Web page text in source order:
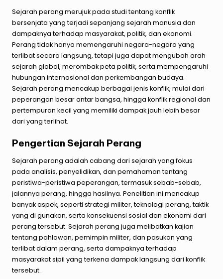
Sejarah perang merujuk pada studi tentang konflik
bersenjata yang terjadi sepanjang sejarah manusia dan
dampaknya terhadap masyarakat, politik, dan ekonomi.
Perang tidak hanya memengaruhi negara-negara yang
terlibat secara langsung, tetapi juga dapat mengubah arah
sejarah global, merombak peta politik, serta mempengaruhi
hubungan internasional dan perkembangan budaya.
Sejarah perang mencakup berbagai jenis konflik, mulai dari
peperangan besar antar bangsa, hingga konflik regional dan
pertempuran kecil yang memiliki dampak jauh lebih besar
dari yang terlihat.
Pengertian Sejarah Perang
Sejarah perang adalah cabang dari sejarah yang fokus
pada analisis, penyelidikan, dan pemahaman tentang
peristiwa-peristiwa peperangan, termasuk sebab-sebab,
jalannya perang, hingga hasilnya. Penelitian ini mencakup
banyak aspek, seperti strategi militer, teknologi perang, taktik
yang di gunakan, serta konsekuensi sosial dan ekonomi dari
perang tersebut. Sejarah perang juga melibatkan kajian
tentang pahlawan, pemimpin militer, dan pasukan yang
terlibat dalam perang, serta dampaknya terhadap
masyarakat sipil yang terkena dampak langsung dari konflik
tersebut.